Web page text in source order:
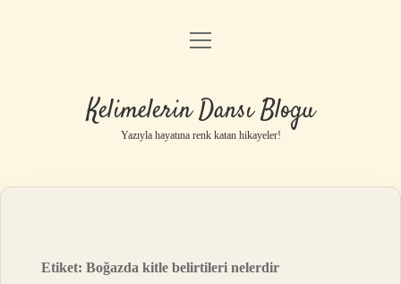
Anasayfa
Yasal Uyarı
menüyü
Kelimelerin Dansı Blogu
Yazıyla hayatına renk katan hikayeler!
Etiket:Boğazda kitle belirtileri nelerdir